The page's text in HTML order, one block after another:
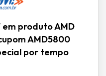
em produto AMD
AMD5800
por tempo